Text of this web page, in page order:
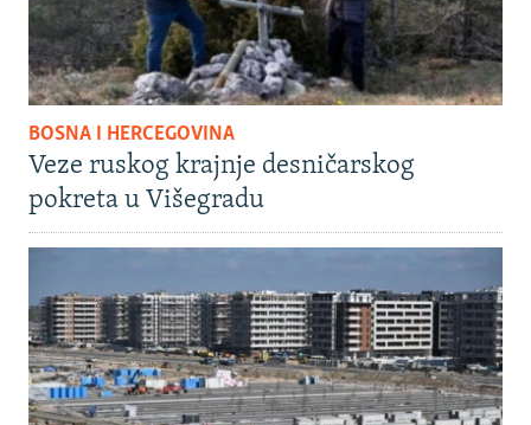
BOSNA I HERCEGOVINA
Veze ruskog krajnje desničarskog
pokreta u Višegradu